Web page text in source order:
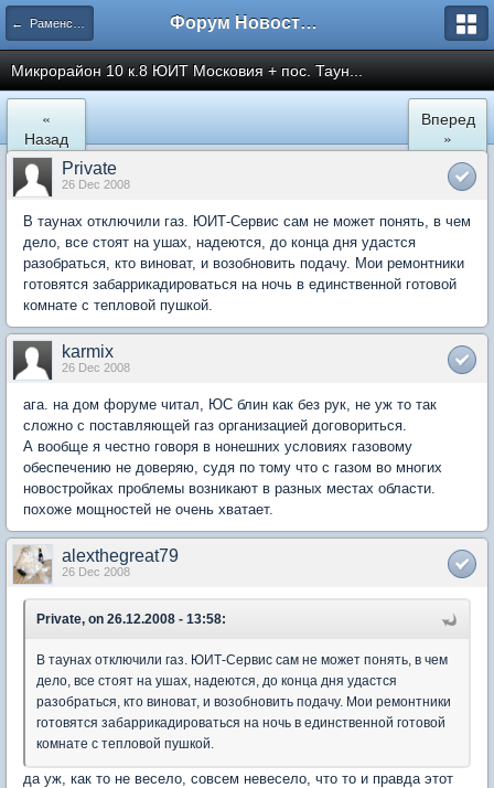
← Раменское Форум Новостройки
Микрорайон 10 к.8 ЮИТ Московия + пос. Таун...
«
Назад
Вперед
»
Private
26 Dec 2008
В таунах отключили газ. ЮИТ-Сервис сам не может понять, в чем
дело, все стоят на ушах, надеются, до конца дня удастся
разобраться, кто виноват, и возобновить подачу. Мои ремонтники
готовятся забаррикадироваться на ночь в единственной готовой
комнате с тепловой пушкой.
karmix
26 Dec 2008
ага. на дом форуме читал, ЮС блин как без рук, не уж то так
сложно с поставляющей газ организацией договориться.
А вообще я честно говоря в нонешних условиях газовому
обеспечению не доверяю, судя по тому что с газом во многих
новостройках проблемы возникают в разных местах области.
похоже мощностей не очень хватает.
alexthegreat79
26 Dec 2008
Private, on 26.12.2008 - 13:58:
В таунах отключили газ. ЮИТ-Сервис сам не может понять, в чем
дело, все стоят на ушах, надеются, до конца дня удастся
разобраться, кто виноват, и возобновить подачу. Мои ремонтники
готовятся забаррикадироваться на ночь в единственной готовой
комнате с тепловой пушкой.
да уж, как то не весело, совсем невесело, что то и правда этот